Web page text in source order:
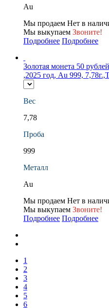
Au
Мы продаем Нет в
Мы выкупаем Звоните!
Подробнее Подробнее
Золотая монета 50
,2025 год, Au 999,
Вес
7,78
Проба
999
Металл
Au
Мы продаем Нет в
Мы выкупаем Звоните!
Подробнее Подробнее
1
2
3
4
5
6